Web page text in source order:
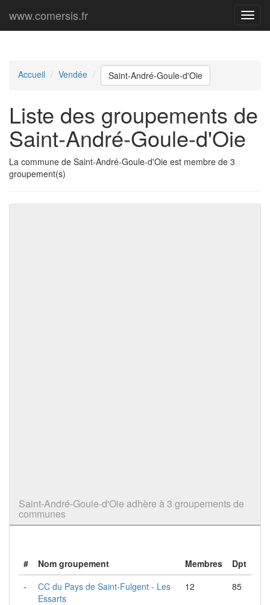
Menu
www.comersis.fr
Accueil Vendée Saint-André-Goule-d'Oie
Liste des groupements de
Saint-André-Goule-d'Oie
La commune de Saint-André-Goule-d'Oie est membre de 3
groupement(s)
Saint-André-Goule-d'Oie adhère à 3 groupements de
communes
# Nom groupement Membres
Dpt
-
CC du Pays de Saint-Fulgent - Les
Essarts
12 85